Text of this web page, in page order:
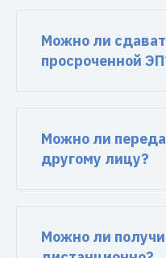
Можно ли
просроченной
Можно ли
другому лицу?
Можно ли